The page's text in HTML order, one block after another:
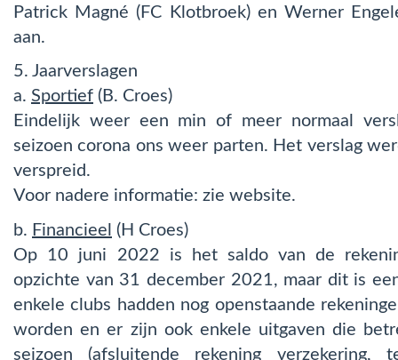
Patrick Magné (FC Klotbroek) en Werner
aan.
5. Jaarverslagen
a. Sportief (B. Croes)
Eindelijk weer een min of meer normaal
seizoen corona ons weer parten. Het verslag
verspreid.
Voor nadere informatie: zie website.
b. Financieel (H Croes)
Op 10 juni 2022 is het saldo van de
opzichte van 31 december 2021, maar dit is
enkele clubs hadden nog openstaande
worden en er zijn ook enkele uitgaven die
seizoen (afsluitende rekening verzekering,